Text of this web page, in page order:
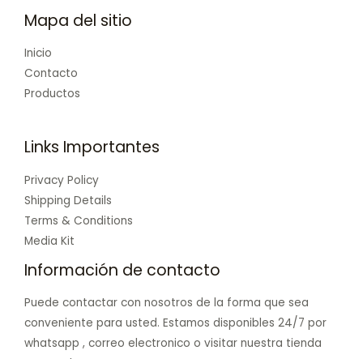
Mapa del sitio
Inicio
Contacto
Productos
Links Importantes
Privacy Policy
Shipping Details
Terms & Conditions
Media Kit
Información de contacto
Puede contactar con nosotros de la forma que sea
conveniente para usted. Estamos disponibles 24/7 por
whatsapp , correo electronico o visitar nuestra tienda